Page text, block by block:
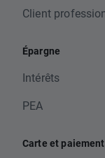
Client
Épargne
Intérêts
PEA
Carte et